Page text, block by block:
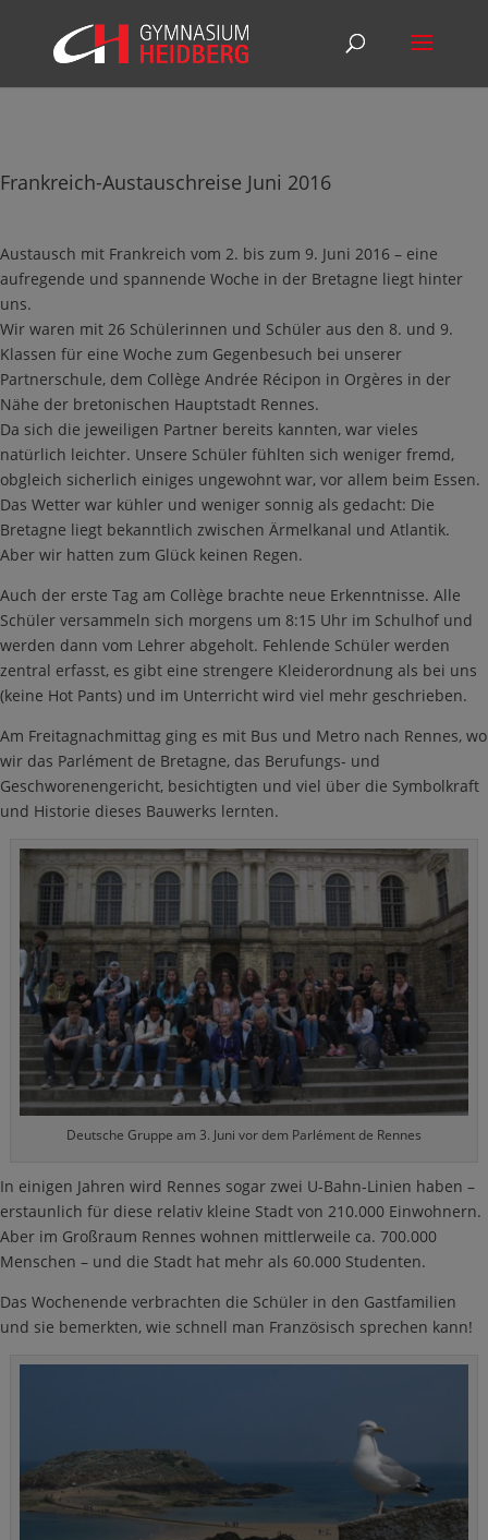
Frankreich-Austauschreise Juni 2016
Austausch mit Frankreich vom 2. bis zum 9. Juni 2016 – eine
aufregende und spannende Woche in der Bretagne liegt hinter
uns.
Wir waren mit 26 Schülerinnen und Schüler aus den 8. und 9.
Klassen für eine Woche zum Gegenbesuch bei unserer
Partnerschule, dem Collège Andrée Récipon in Orgères in der
Nähe der bretonischen Hauptstadt Rennes.
Da sich die jeweiligen Partner bereits kannten, war vieles
natürlich leichter. Unsere Schüler fühlten sich weniger fremd,
obgleich sicherlich einiges ungewohnt war, vor allem beim Essen.
Das Wetter war kühler und weniger sonnig als gedacht: Die
Bretagne liegt bekanntlich zwischen Ärmelkanal und Atlantik.
Aber wir hatten zum Glück keinen Regen.
Auch der erste Tag am Collège brachte neue Erkenntnisse. Alle
Schüler versammeln sich morgens um 8:15 Uhr im Schulhof und
werden dann vom Lehrer abgeholt. Fehlende Schüler werden
zentral erfasst, es gibt eine strengere Kleiderordnung als bei uns
(keine Hot Pants) und im Unterricht wird viel mehr geschrieben.
Am Freitagnachmittag ging es mit Bus und Metro nach Rennes, wo
wir das Parlément de Bretagne, das Berufungs- und
Geschworenengericht, besichtigten und viel über die Symbolkraft
und Historie dieses Bauwerks lernten.
Deutsche Gruppe am 3. Juni vor dem Parlément de Rennes
In einigen Jahren wird Rennes sogar zwei U-Bahn-Linien haben –
erstaunlich für diese relativ kleine Stadt von 210.000 Einwohnern.
Aber im Großraum Rennes wohnen mittlerweile ca. 700.000
Menschen – und die Stadt hat mehr als 60.000 Studenten.
Das Wochenende verbrachten die Schüler in den Gastfamilien
und sie bemerkten, wie schnell man Französisch sprechen kann!